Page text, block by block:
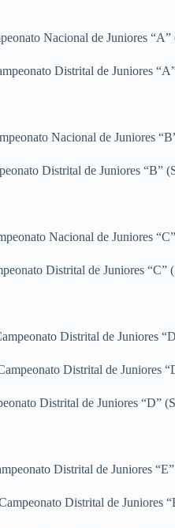
Nacional de Juniores
Distrital de Juniores
Nacional de Juniores
Distrital de Juniores “B”
Nacional de Juniores
Distrital de Juniores “C”
Distrital de Juniores
Distrital de Juniores
Distrital de Juniores “D”
Distrital de Juniores
Distrital de Juniores